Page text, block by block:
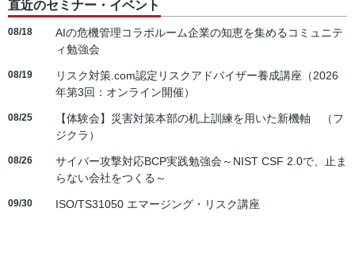
直近のセミナー・イベント
08/18
AIの危機管理コラボルーム企業の知恵を集めるコミュニテ
ィ勉強会
08/19
リスク対策.com認定リスクアドバイザー養成講座（2026
年第3回：オンライン開催）
08/25
【体験会】災害対策本部の机上訓練を用いた新機軸 （フ
ジクラ）
08/26
サイバー攻撃対応BCP実践勉強会～NIST CSF 2.0で、止ま
らない会社をつくる～
09/30 ISO/TS31050 エマージング・リスク講座